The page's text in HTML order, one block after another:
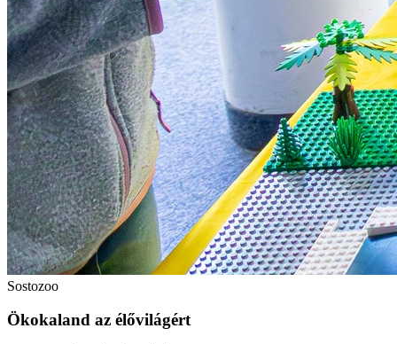
Sostozoo
Ökokaland az élővilágért